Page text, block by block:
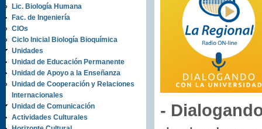
Lic. Biología Humana
Fac. de Ingeniería
CIOs
Ciclo Inicial Biología Bioquímica
Unidades
Unidad de Educación Permanente
Unidad de Apoyo a la Enseñanza
Unidad de Cooperación y Relaciones
Internacionales
Unidad de Comunicación
Actividades Culturales
-